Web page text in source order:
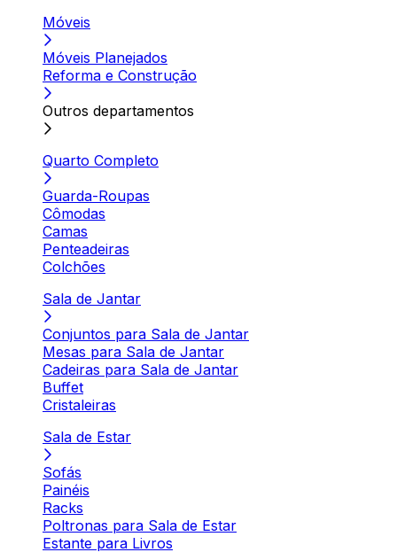
Móveis
Móveis Planejados
Reforma e Construção
Outros departamentos
Quarto Completo
Guarda-Roupas
Cômodas
Camas
Penteadeiras
Colchões
Sala de Jantar
Conjuntos para Sala de Jantar
Mesas para Sala de Jantar
Cadeiras para Sala de Jantar
Buffet
Cristaleiras
Sala de Estar
Sofás
Painéis
Racks
Poltronas para Sala de Estar
Estante para Livros